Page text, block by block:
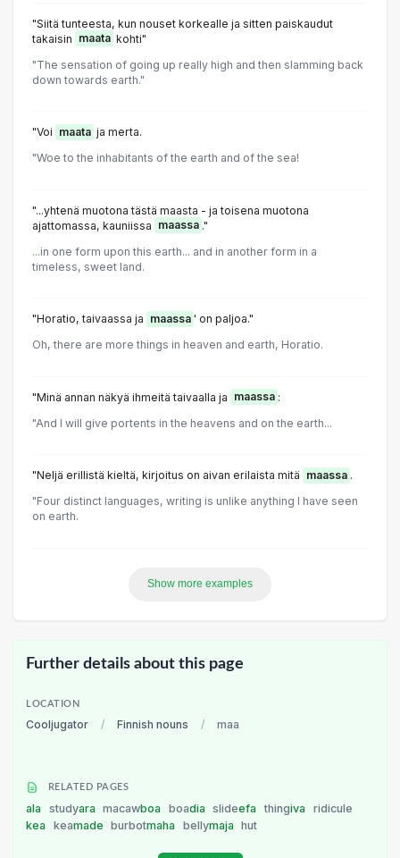
"Siitä tunteesta, kun nouset korkealle ja sitten paiskaudut
takaisin maata kohti"
"The sensation of going up really high and then slamming back
down towards earth."
"Voi maata ja merta.
"Woe to the inhabitants of the earth and of the sea!
"...yhtenä muotona tästä maasta - ja toisena muotona
ajattomassa, kauniissa maassa ."
...in one form upon this earth... and in another form in a
timeless, sweet land.
"Horatio, taivaassa ja maassa ' on paljoa."
Oh, there are more things in heaven and earth, Horatio.
"Minä annan näkyä ihmeitä taivaalla ja maassa :
"And I will give portents in the heavens and on the earth...
"Neljä erillistä kieltä, kirjoitus on aivan erilaista mitä maassa .
"Four distinct languages, writing is unlike anything I have seen
on earth.
Show more examples
Further details about this page
LOCATION
Cooljugator / Finnish nouns / maa
RELATED PAGES
ala studyara macawboa boadia slideefa thingiva
ridicule
kea
keamade burbotmaha bellymaja hut